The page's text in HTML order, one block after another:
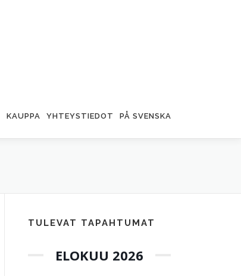
KAUPPA YHTEYSTIEDOT PÅ SVENSKA
TULEVAT TAPAHTUMAT
ELOKUU 2026